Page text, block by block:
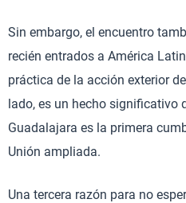
Sin embargo, el encuentro
recién entrados a América
práctica de la acción exterior
lado, es un hecho significativo
Guadalajara es la primera
Unión ampliada.
Una tercera razón para no